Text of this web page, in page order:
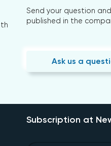
Send your question
published in the
Ask us a
Subscription at